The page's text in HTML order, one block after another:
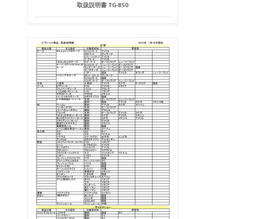
取扱説明書 TG-850